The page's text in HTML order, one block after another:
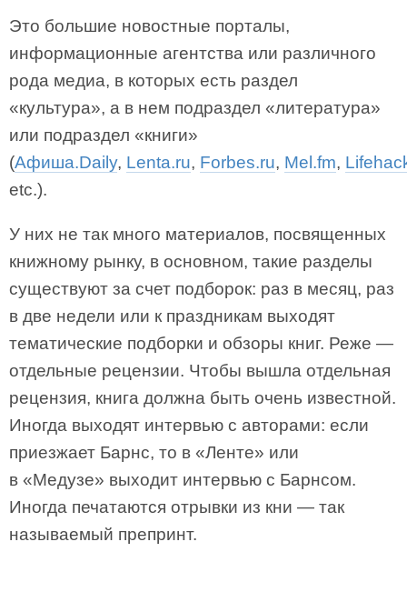
Это большие новостные порталы,
информационные агентства или различного
рода медиа, в которых есть раздел
«культура», а в нем подраздел «литература»
или подраздел «книги»
(Афиша.Daily, Lenta.ru, Forbes.ru, Mel.fm,
etc.).
У них не так много материалов, посвященных
книжному рынку, в основном, такие разделы
существуют за счет подборок: раз в месяц, раз
в две недели или к праздникам выходят
тематические подборки и обзоры книг. Реже —
отдельные рецензии. Чтобы вышла отдельная
рецензия, книга должна быть очень известной.
Иногда выходят интервью с авторами: если
приезжает Барнс, то в «Ленте» или
в «Медузе» выходит интервью с Барнсом.
Иногда печатаются отрывки из кни — так
называемый препринт.